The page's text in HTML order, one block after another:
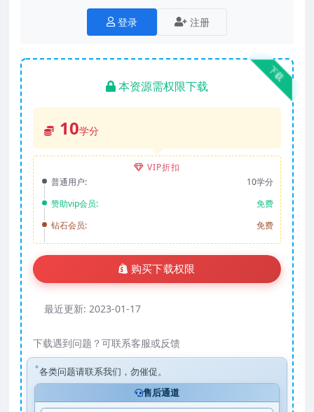
登录 注册
下载
本资源需权限下载
10学分
VIP折扣
普通用户:
10学分
赞助vip会员:
免费
钻石会员:
免费
购买下载权限
最近更新: 2023-01-17
下载遇到问题？可联系客服或反馈
各类问题请联系我们，勿催促。
售后通道